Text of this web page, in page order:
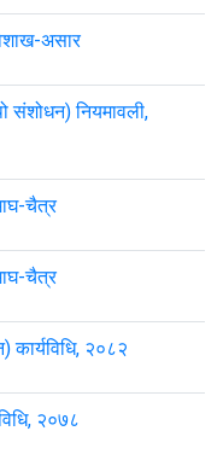
असार
संशोधन) नियमावली,
चैत्र
चैत्र
कार्यविधि, २०८२
२०७८